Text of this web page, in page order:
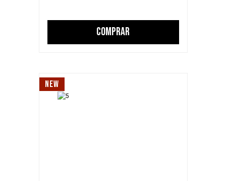
COMPRAR
NEW